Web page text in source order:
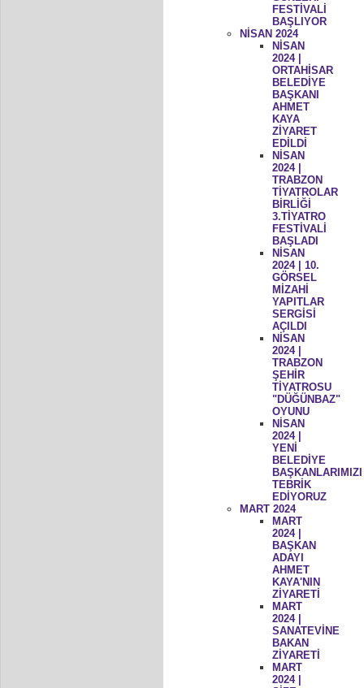
FESTİVALİ
BAŞLIYOR
NİSAN 2024
NİSAN
2024 |
ORTAHİSAR
BELEDİYE
BAŞKANI
AHMET
KAYA
ZİYARET
EDİLDİ
NİSAN
2024 |
TRABZON
TİYATROLAR
BİRLİĞİ
3.TİYATRO
FESTİVALİ
BAŞLADI
NİSAN
2024 | 10.
GÖRSEL
MİZAHİ
YAPITLAR
SERGİSİ
AÇILDI
NİSAN
2024 |
TRABZON
ŞEHİR
TİYATROSU
"DÜĞÜNBAZ"
OYUNU
NİSAN
2024 |
YENİ
BELEDİYE
BAŞKANLARIMIZI
TEBRİK
EDİYORUZ
MART 2024
MART
2024 |
BAŞKAN
ADAYI
AHMET
KAYA'NIN
ZİYARETİ
MART
2024 |
SANATEVİNE
BAKAN
ZİYARETİ
MART
2024 |